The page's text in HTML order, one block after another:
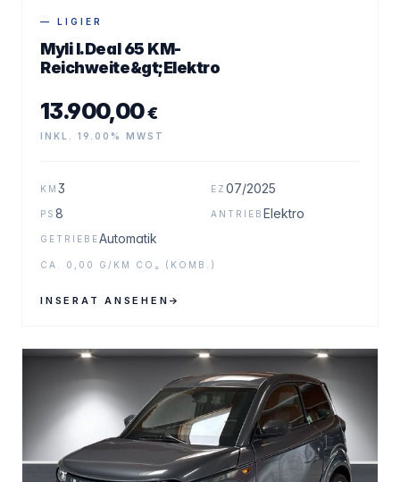
— LIGIER
Myli I.Deal 65 KM-
Reichweite&gt;Elektro
13.900,00€
INKL. 19.00% MWST
KM 3 EZ 07/2025
PS 8 ANTRIEB Elektro
GETRIEBEAutomatik
CA. 0,00 G/KM CO₂ (KOMB.)
INSERAT ANSEHEN →